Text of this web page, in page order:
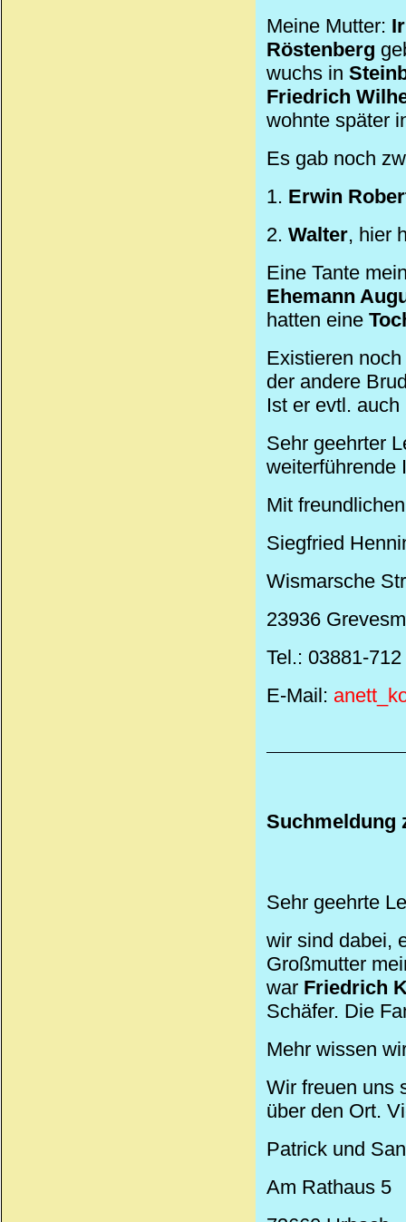
Meine Mutter:
Röstenberg
wuchs in
Friedrich
wohnte später
Es gab noch
1. Erwin
2. Walter, hier
Eine Tante
Ehemann
hatten eine
Existieren
der andere
Ist er evtl.
Sehr geehrter
weiterführende
Mit
Siegfried
Wismarsche
23936
Tel.: 03881-
E-Mail:
Suchmeldung
Sehr geehrte
wir sind dabei,
Großmutter
war Friedrich
Schäfer. Die
Mehr wissen
Wir freuen uns
über den Ort.
Patrick und
Am Rathaus 5